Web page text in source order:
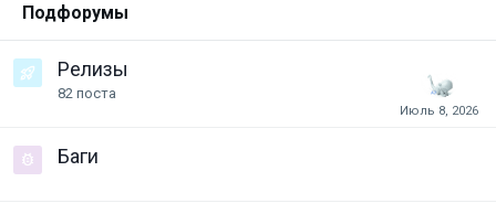
Подфорумы
Релизы
82 поста
Баги